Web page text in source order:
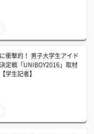
衝撃的！ 男子大学生アイド
定戦「UNIBOY2016」取材
学生記者】